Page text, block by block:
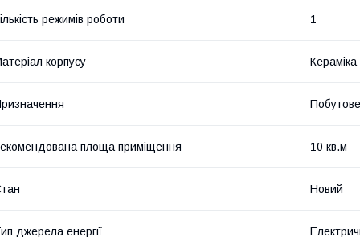
режимів роботи 1
корпусу Кераміка
Побутове
площа приміщення 10 кв.м
Новий
джерела енергії